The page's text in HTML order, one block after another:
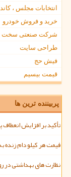
انتخابات مجلس ،
خرید و فروش خودرو
شرکت صنعتی
طراحی سایت
فیش حج
قیمت بیسیم
پربیننده ترین ها
تأکید بر افزایش
قیمت هر کیلو دام زنده به ۷۴۰ هزار تومان
نظارت های بهداشتی